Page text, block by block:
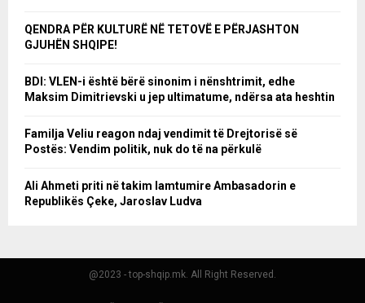
QENDRA PËR KULTURË NË TETOVË E PËRJASHTON
GJUHËN SHQIPE!
BDI: VLEN-i është bërë sinonim i nënshtrimit, edhe
Maksim Dimitrievski u jep ultimatume, ndërsa ata heshtin
Familja Veliu reagon ndaj vendimit të Drejtorisë së
Postës: Vendim politik, nuk do të na përkulë
Ali Ahmeti priti në takim lamtumire Ambasadorin e
Republikës Çeke, Jaroslav Ludva
@2023 - top-shqip.mk. All Right Reserved.